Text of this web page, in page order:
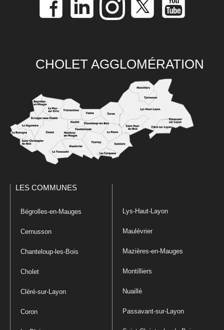
CHOLET AGGLOMÉRATION
LES COMMUNES
Bégrolles-en-Mauges
Cernusson
Chanteloup-les-Bois
Cholet
Cléré-sur-Layon
Coron
Lys-Haut-Layon
Maulévrier
Mazières-en-Mauges
Montilliers
Nuaillé
Passavant-sur-Layon